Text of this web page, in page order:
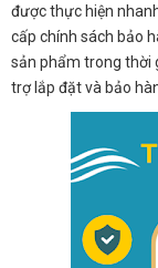
được thực hiện
cấp chính sách bảo
sản phẩm trong thời
trợ lắp đặt và bảo